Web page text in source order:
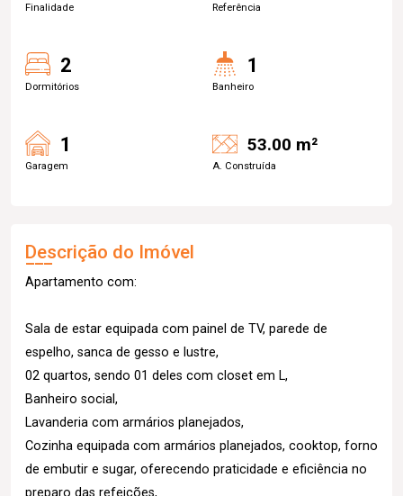
Finalidade Referência
2
Dormitórios
1
Banheiro
1
Garagem
53.00 m²
A. Construída
Descrição do Imóvel
Apartamento com:
Sala de estar equipada com painel de TV, parede de
espelho, sanca de gesso e lustre,
02 quartos, sendo 01 deles com closet em L,
Banheiro social,
Lavanderia com armários planejados,
Cozinha equipada com armários planejados, cooktop, forno
de embutir e sugar, oferecendo praticidade e eficiência no
preparo das refeições,